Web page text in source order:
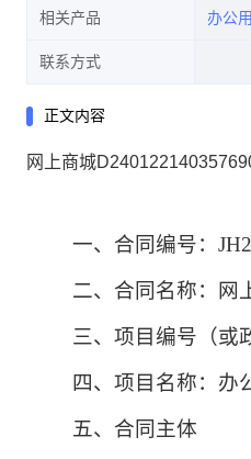
相关产品 办公
联系方式
正文内容
网上商城
一、合同编号：
二、合同名称：
网
三、项目编号（或
四、项目名称： 办
五、合同主体